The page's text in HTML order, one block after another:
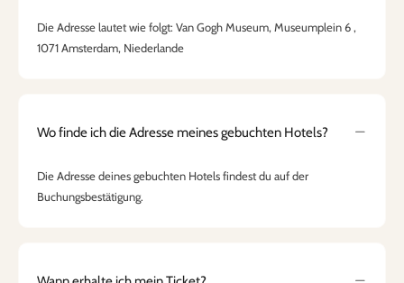
Die Adresse lautet wie folgt: Van Gogh Museum, Museumplein 6 ,
1071 Amsterdam, Niederlande
Wo finde ich die Adresse meines gebuchten Hotels?
Die Adresse deines gebuchten Hotels findest du auf der
Buchungsbestätigung.